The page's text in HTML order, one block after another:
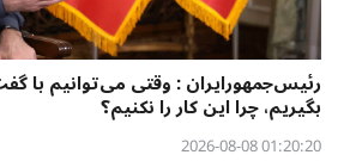
رئیس‌جمهورایران : وقتی می‌توانیم با
بگیریم، چرا این کار را نکنیم؟
01:20:20 2026-08-08